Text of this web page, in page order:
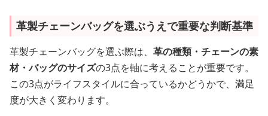
革製チェーンバッグを選ぶうえで重要な判断基準
革製チェーンバッグを選ぶ際は、 革の種類・チェーンの素
材・バッグのサイズの3点を軸に考えることが重要です。
この3点がライフスタイルに合っているかどうかで、満足
度が大きく変わります。